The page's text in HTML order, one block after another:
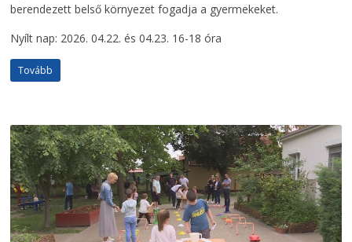
berendezett belső környezet fogadja a gyermekeket.
Nyílt nap: 2026. 04.22. és 04.23. 16-18 óra
Tovább